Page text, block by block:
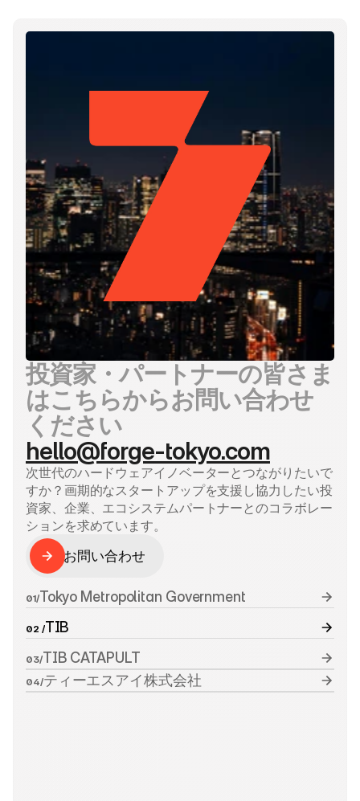
投資家・パートナーの皆さま
はこちらからお問い合わせ
ください
hello@forge-tokyo.com
次世代のハードウェアイノベーターとつながりたいで
すか？画期的なスタートアップを支援し協力したい投
資家、企業、エコシステムパートナーとのコラボレー
ションを求めています。
お問い合わせ
01/Tokyo Metropolitan Government
02 /TIB
03/TIB CATAPULT
04/ティーエスアイ株式会社